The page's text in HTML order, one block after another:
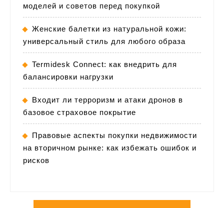
моделей и советов перед покупкой
Женские балетки из натуральной кожи:
универсальный стиль для любого образа
Termidesk Connect: как внедрить для
балансировки нагрузки
Входит ли терроризм и атаки дронов в
базовое страховое покрытие
Правовые аспекты покупки недвижимости
на вторичном рынке: как избежать ошибок и
рисков